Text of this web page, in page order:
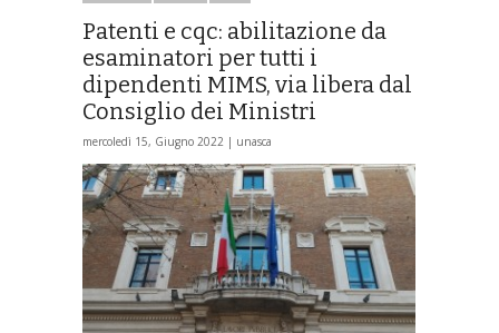
Patenti e cqc: abilitazione da
esaminatori per tutti i
dipendenti MIMS, via libera dal
Consiglio dei Ministri
mercoledì 15, Giugno 2022 | unasca